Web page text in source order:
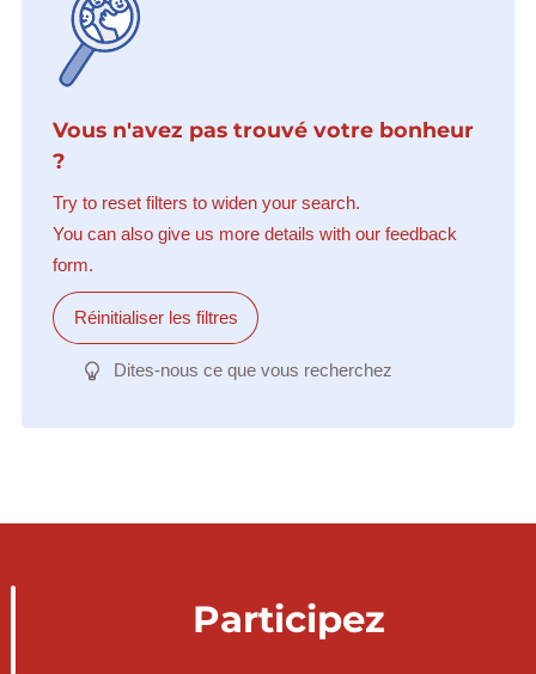
Vous n'avez pas trouvé votre bonheur
?
Try to reset filters to widen your search.
You can also give us more details with our feedback
form.
Réinitialiser les filtres
Dites-nous ce que vous recherchez
Participez